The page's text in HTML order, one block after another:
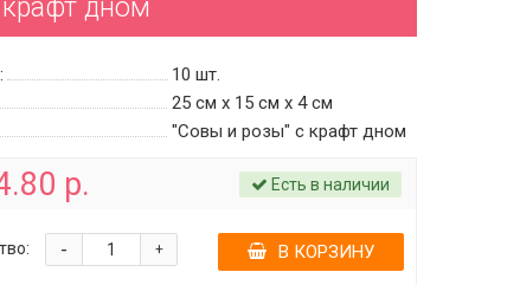
дном
10 шт.
25 см х 15 см х 4 см
"Совы и розы" с крафт дном
р. Есть в наличии
+
- В КОРЗИНУ